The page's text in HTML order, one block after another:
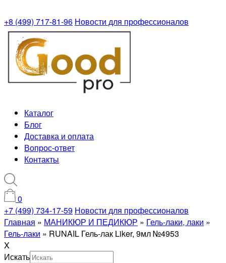
+8 (499) 717-81-96 Новости для профессионалов
Каталог
Блог
Доставка и оплата
Вопрос-ответ
Контакты
0
+7 (499) 734-17-59 Новости для профессионалов
Главная » МАНИКЮР И ПЕДИКЮР » Гель-лаки, лаки »
Гель-лаки » RUNAIL Гель-лак Liker, 9мл №4953
X
Искать